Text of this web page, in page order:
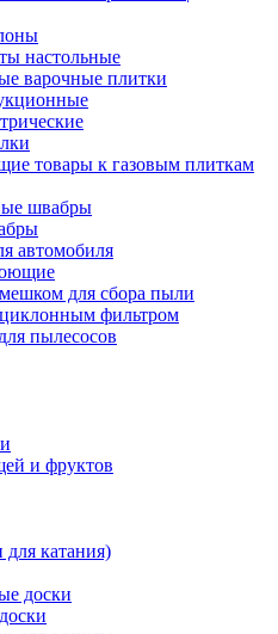
настольные
варочные плитки
товары к газовым плиткам
швабры
автомобиля
для сбора пыли
фильтром
пылесосов
и фруктов
катания)
доски